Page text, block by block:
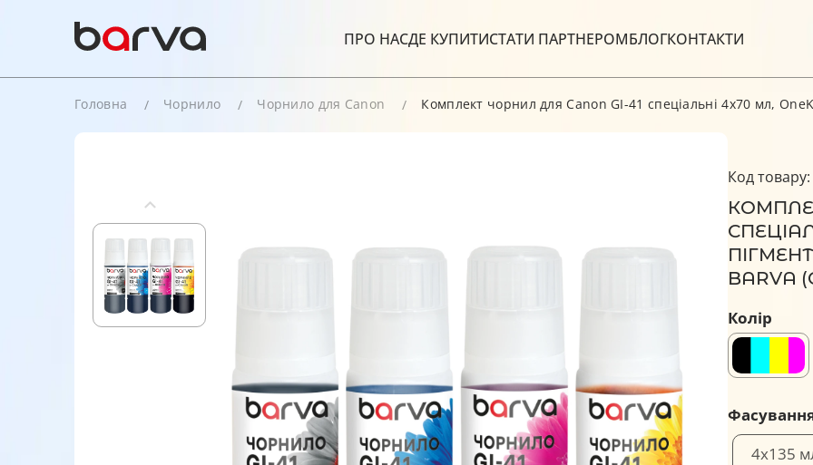
ПРО НАСДЕ КУПИТИСТАТИ ПАРТНЕРОМБЛОГКОНТАКТИ
Головна Чорнило Чорнило для Canon Комплект чорнил для Canon GI-41 спеціальні 4x70 мл,
Код
BARVA
Колір
4x135